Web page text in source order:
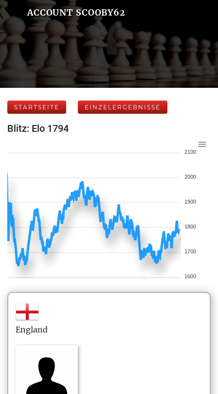
ACCOUNT SCOOBY62
STARTSEITE EINZELERGEBNISSE
Blitz: Elo 1794
2100
2000
1900
1800
1700
1600
England